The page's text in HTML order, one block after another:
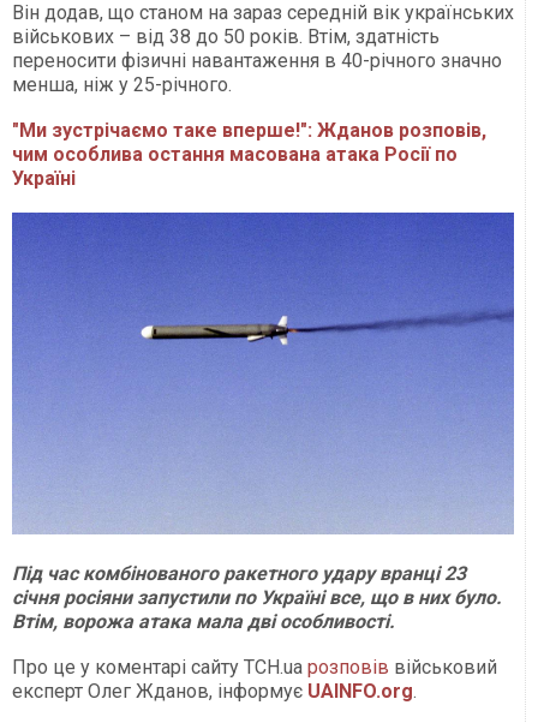
Він додав, що станом на зараз середній вік українських
військових – від 38 до 50 років. Втім, здатність
переносити фізичні навантаження в 40-річного значно
менша, ніж у 25-річного.
"Ми зустрічаємо таке вперше!": Жданов розповів,
чим особлива остання масована атака Росії по
Україні
Під час комбінованого ракетного удару вранці 23
січня росіяни запустили по Україні все, що в них було.
Втім, ворожа атака мала дві особливості.
Про це у коментарі сайту ТСН.ua розповів військовий
експерт Олег Жданов, інформує UAINFO.org.